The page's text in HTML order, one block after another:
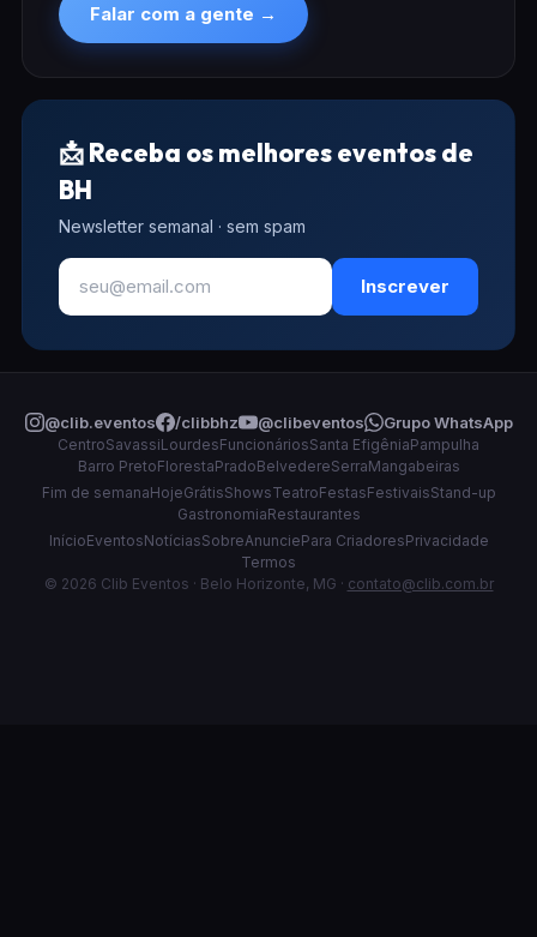
Falar com a gente →
📩 Receba os melhores eventos de
BH
Newsletter semanal · sem spam
Inscrever
@clib.eventos /clibbhz @clibeventos Grupo WhatsApp
CentroSavassiLourdesFuncionáriosSanta EfigêniaPampulha
Barro PretoFlorestaPradoBelvedereSerraMangabeiras
Fim de semanaHojeGrátisShowsTeatroFestasFestivaisStand-up
GastronomiaRestaurantes
InícioEventosNotíciasSobreAnunciePara CriadoresPrivacidade
Termos
© 2026 Clib Eventos · Belo Horizonte, MG · contato@clib.com.br